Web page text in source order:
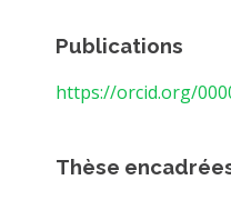
Publications
https://orcid.org/
Thèse